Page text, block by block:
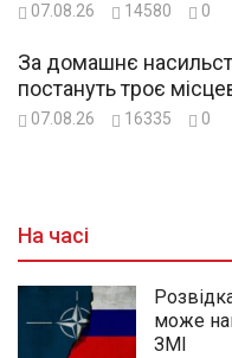
07.08.26 14580 0
За домашнє
постануть троє
07.08.26 16335 0
На часі
може
ЗМІ